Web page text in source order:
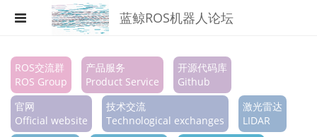
蓝鲸ROS机器人论坛
Register
Login
Search
ROS交流群
ROS Group
产品服务
Product Service
开源代码库
Github
官网
Official website
技术交流
Technological exchanges
激光雷达
LIDAR